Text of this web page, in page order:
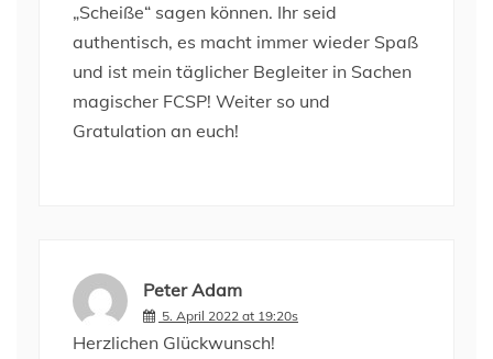
„Scheiße“ sagen können. Ihr seid
authentisch, es macht immer wieder Spaß
und ist mein täglicher Begleiter in Sachen
magischer FCSP! Weiter so und
Gratulation an euch!
Peter Adam
5. April 2022 at 19:20s
Herzlichen Glückwunsch!